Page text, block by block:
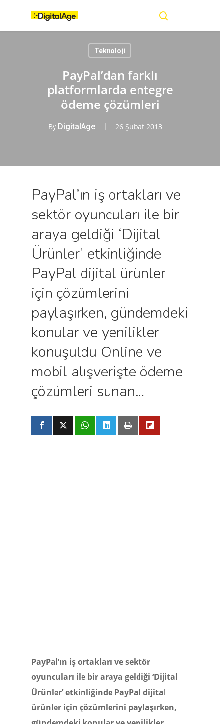
content
Teknoloji
PayPal’dan farklı
platformlarda entegre
ödeme çözümleri
By DigitalAge 26 Şubat 2013
PayPal’ın iş ortakları ve
sektör oyuncuları ile bir
araya geldiği ‘Dijital
Ürünler’ etkinliğinde
PayPal dijital ürünler
için çözümlerini
paylaşırken, gündemdeki
konular ve yenilikler
konuşuldu Online ve
mobil alışverişte ödeme
çözümleri sunan…
PayPal’ın iş ortakları ve sektör
oyuncuları ile bir araya geldiği ‘Dijital
Ürünler’etkinliğinde PayPal dijital
ürünler için çözümlerini paylaşırken,